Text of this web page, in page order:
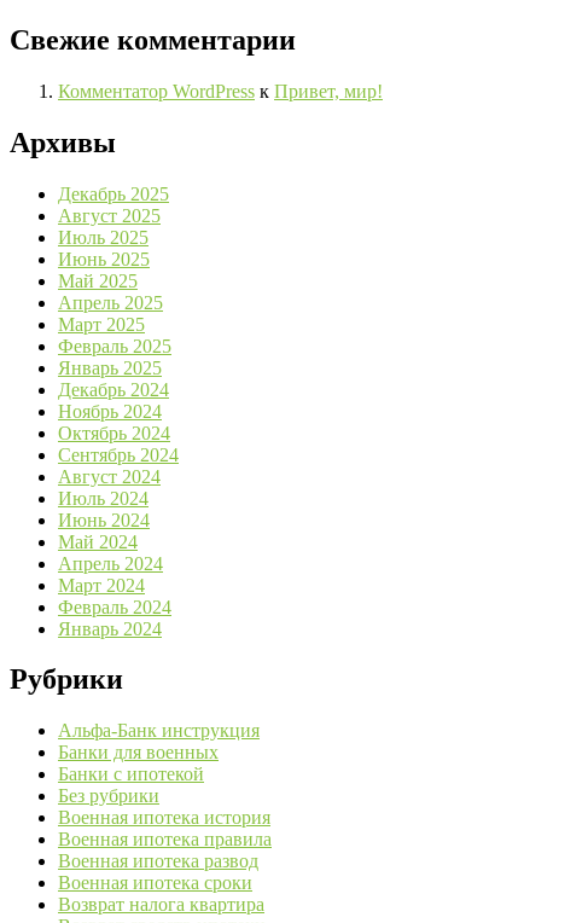
Свежие комментарии
Комментатор WordPress к Привет, мир!
Архивы
Декабрь 2025
Август 2025
Июль 2025
Июнь 2025
Май 2025
Апрель 2025
Март 2025
Февраль 2025
Январь 2025
Декабрь 2024
Ноябрь 2024
Октябрь 2024
Сентябрь 2024
Август 2024
Июль 2024
Июнь 2024
Май 2024
Апрель 2024
Март 2024
Февраль 2024
Январь 2024
Рубрики
Альфа-Банк инструкция
Банки для военных
Банки с ипотекой
Без рубрики
Военная ипотека история
Военная ипотека правила
Военная ипотека развод
Военная ипотека сроки
Возврат налога квартира